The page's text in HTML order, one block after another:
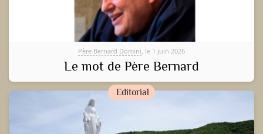
Père Bernard Domini, le 1 juin 2026
Le mot de Père Bernard
Editorial